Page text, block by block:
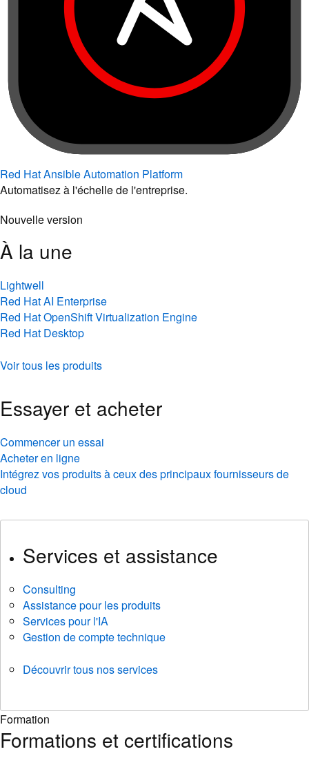
Red Hat Ansible Automation Platform
Automatisez à l'échelle de l'entreprise.
Nouvelle version
À la une
Lightwell
Red Hat AI Enterprise
Red Hat OpenShift Virtualization Engine
Red Hat Desktop
Voir tous les produits
Essayer et acheter
Commencer un essai
Acheter en ligne
Intégrez vos produits à ceux des principaux fournisseurs de
cloud
Services et assistance
Consulting
Assistance pour les produits
Services pour l'IA
Gestion de compte technique
Découvrir tous nos services
Formation
Formations et certifications